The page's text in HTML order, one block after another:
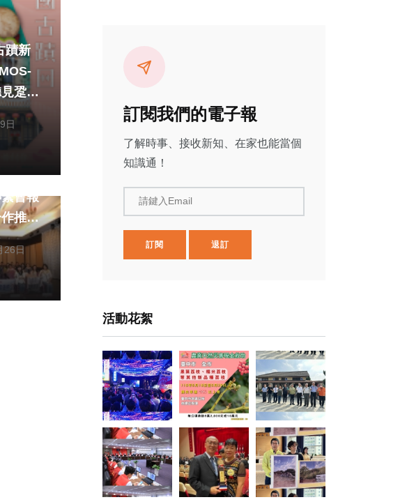
蹟新
跫
2025
全臺
民
力
日
度社
會報
推動
26日
訂閱我們的電子報
了解時事、接收新知、在家也能當個
知識通！
請鍵入Email
訂閱 退訂
活動花絮